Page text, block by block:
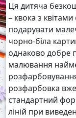
Ця дитяча
– квока з
подарувати
чорно-біла
однаково добре
малювання
розфарбовка
стандартний
ліній при